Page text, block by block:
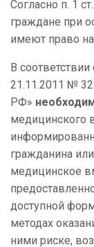
Согласно п. 1
граждане при
имеют право
В
21.11.2011 №
РФ»
медицинского
гражданина
медицинское
доступной
методах
ними риске,